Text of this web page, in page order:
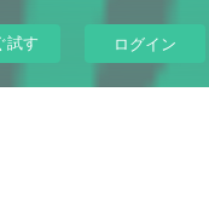
試す ログイン